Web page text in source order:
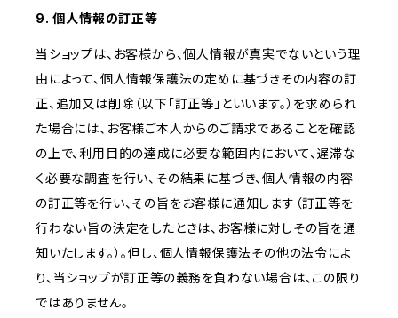
9. 個人情報の訂正等
当ショップは、お客様から、個人情報が真実でないという理
由によって、個人情報保護法の定めに基づきその内容の訂
正、追加又は削除（以下「訂正等」といいます。）を求められ
た場合には、お客様ご本人からのご請求であることを確認
の上で、利用目的の達成に必要な範囲内において、遅滞な
く必要な調査を行い、その結果に基づき、個人情報の内容
の訂正等を行い、その旨をお客様に通知します（訂正等を
行わない旨の決定をしたときは、お客様に対しその旨を通
知いたします。）。但し、個人情報保護法その他の法令によ
り、当ショップが訂正等の義務を負わない場合は、この限り
ではありません。